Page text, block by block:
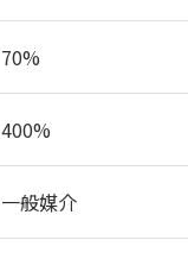
70%
400%
一般媒介